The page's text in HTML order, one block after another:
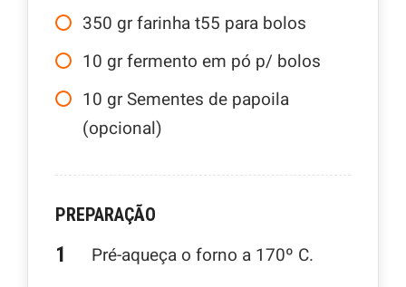
350 grfarinha t55 para bolos
10 grfermento em pó p/ bolos
10 grSementes de papoila
(opcional)
PREPARAÇÃO
Pré-aqueça o forno a 170º C.